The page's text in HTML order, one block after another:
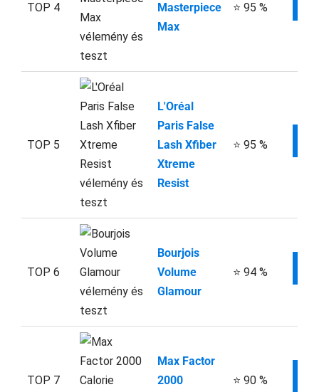
TOP 4
Masterpiece
Max
⭐ 95 %
TOP 5
L'Oréal
Paris False
Lash Xfiber
Xtreme
Resist
⭐ 95 %
TOP 6
Bourjois
Volume
Glamour
⭐ 94 %
TOP 7
Max Factor
2000
⭐ 90 %